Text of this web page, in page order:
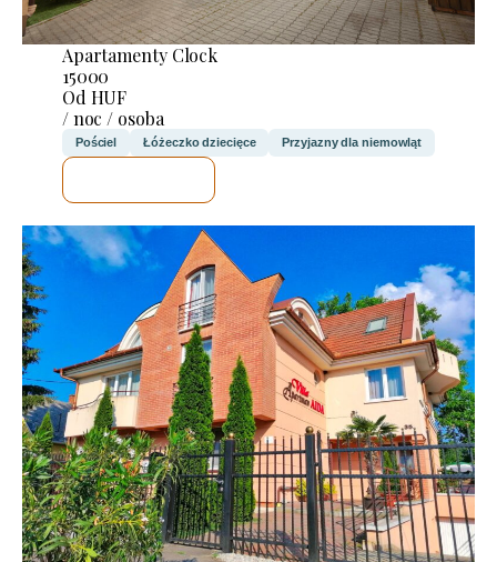
Apartamenty Clock
15000
Od HUF
/ noc / osoba
Pościel Łóżeczko dziecięce Przyjazny dla niemowląt